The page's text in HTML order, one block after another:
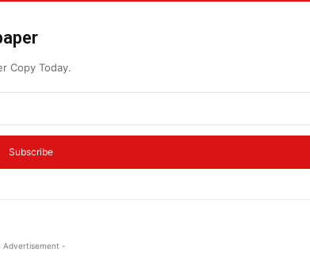
Copy Today.
Subscribe
Advertisement -